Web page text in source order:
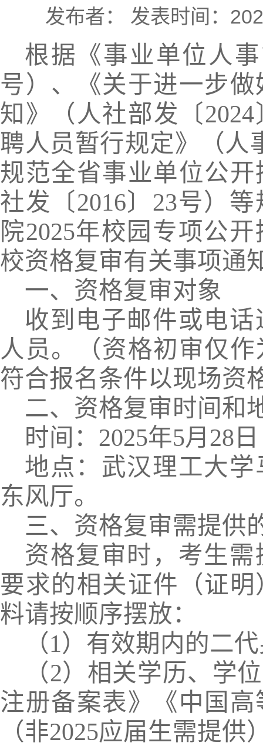
发布者： 发表时间：
根据《事业单位人
号）、《关于进一步
知》（人社部发〔2024
聘人员暂行规定》（人
规范全省事业单位公
社发〔2016〕 23号）等
院2025年校园专项公
校资格复审有关事项通
一、资格复审对象
收到电子邮件或电
人员。（资格初审仅
符合报名条件以现场资
二、资格复审时间和
时间： 2025年5月 28
地点：武汉理工大
东风厅。
三、资格复审需提供
资格复审时，考生
要求的相关证件（证
料请按顺序摆放：
（1）有效期内的二
（2）相关学历、学
注册备案表》《中国
（非2025应届生需提供